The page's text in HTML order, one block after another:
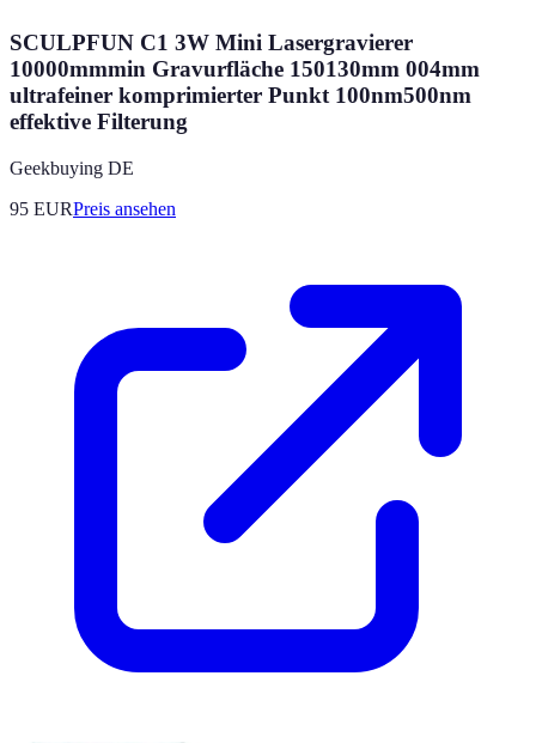
SCULPFUN C1 3W Mini Lasergravierer
10000mmmin Gravurfläche 150130mm 004mm
ultrafeiner komprimierter Punkt 100nm500nm
effektive Filterung
Geekbuying DE
95 EURPreis ansehen